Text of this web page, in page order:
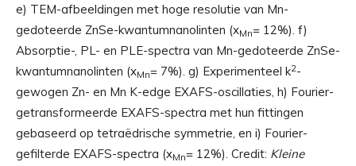
e) TEM-afbeeldingen met hoge resolutie van Mn-
gedoteerde ZnSe-kwantumnanolinten (xMn= 12%). f)
Absorptie-, PL- en PLE-spectra van Mn-gedoteerde ZnSe-
kwantumnanolinten (xMn= 7%). g) Experimenteel k2-
gewogen Zn- en Mn K-edge EXAFS-oscillaties, h) Fourier-
getransformeerde EXAFS-spectra met hun fittingen
gebaseerd op tetraëdrische symmetrie, en i) Fourier-
gefilterde EXAFS-spectra (xMn= 12%). Credit: Kleine